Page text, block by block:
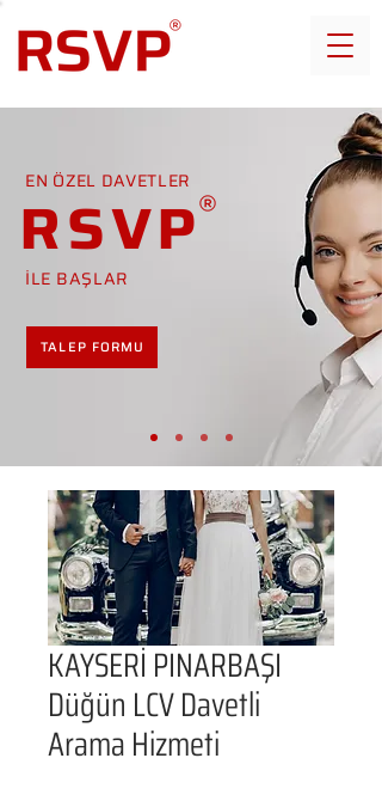
EN ÖZEL DAVETLER
RSVP
İLE BAŞLAR
TALEP FORMU
KAYSERİ PINARBAŞI
Düğün LCV Davetli
Arama Hizmeti